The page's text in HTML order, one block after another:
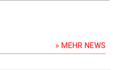
» MEHR NEWS